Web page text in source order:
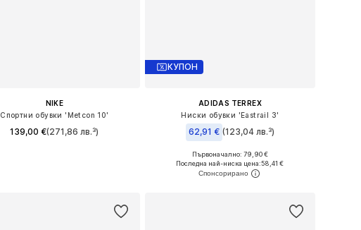
NIKE
Спортни обувки 'Metcon 10'
139,00 €(271,86 лв.³)
КУПОН
ADIDAS TERREX
Ниски обувки 'Eastrail 3'
62,91 € (123,04 лв.³)
Предлага се в много размери
Добави в кошницата
Първоначално: 79,90 €
Последна най-ниска цена:58,41 €